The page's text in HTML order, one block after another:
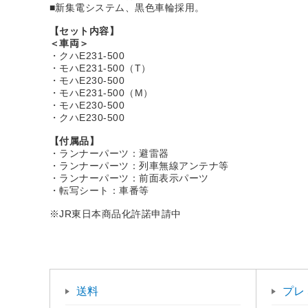
■新集電システム、黒色車輪採用。
【セット内容】
＜車両＞
・クハE231-500
・モハE231-500（T）
・モハE230-500
・モハE231-500（M）
・モハE230-500
・クハE230-500
【付属品】
・ランナーパーツ：避雷器
・ランナーパーツ：列車無線アンテナ等
・ランナーパーツ：前面表示パーツ
・転写シート：車番等
※JR東日本商品化許諾申請中
送料 プレ